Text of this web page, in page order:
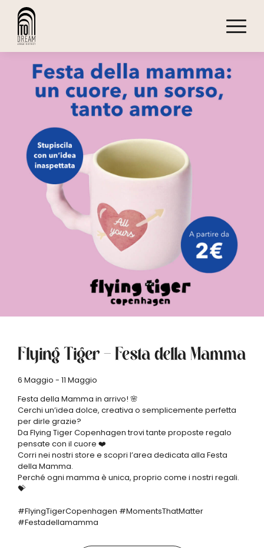
Flying Tiger – Festa della Mamma
6 Maggio - 11 Maggio
Festa della Mamma in arrivo! 🌸
Cerchi un’idea dolce, creativa o semplicemente perfetta
per dirle grazie?
Da Flying Tiger Copenhagen trovi tante proposte regalo
pensate con il cuore ❤️
Corri nei nostri store e scopri l’area dedicata alla Festa
della Mamma.
Perché ogni mamma è unica, proprio come i nostri regali.
💝
#FlyingTigerCopenhagen #MomentsThatMatter
#Festadellamamma